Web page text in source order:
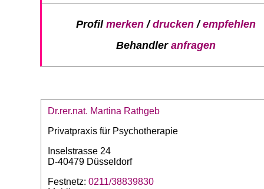
Profil merken/drucken/empfehlen
Behandler anfragen
Dr.rer.nat. Martina Rathgeb
Privatpraxis für Psychotherapie
Inselstrasse 24
D-40479 Düsseldorf
Festnetz: 0211/38839830